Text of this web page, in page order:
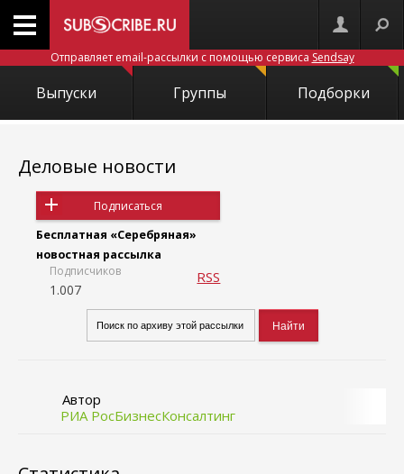
Отправляет email-рассылки с помощью сервиса Sendsay
Выпуски Группы Подборки
Деловые новости
Подписаться
Бесплатная «Серебряная»
новостная рассылка
Подписчиков
1.007
RSS
Автор
РИА РосБизнесКонсалтинг